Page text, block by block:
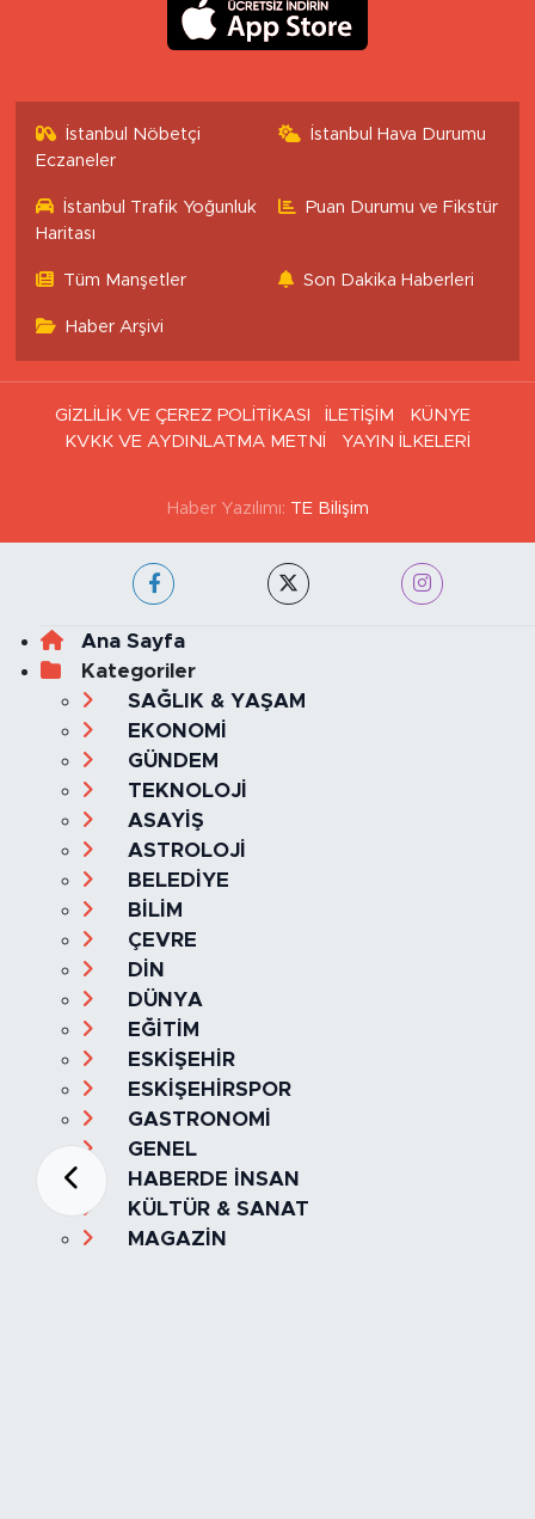
İstanbul Nöbetçi
Eczaneler
İstanbul Hava Durumu
İstanbul Trafik Yoğunluk
Haritası
Puan Durumu ve Fikstür
Tüm Manşetler Son Dakika Haberleri
Haber Arşivi
GİZLİLİK VE ÇEREZ POLİTİKASI İLETİŞİM
KÜNYE
KVKK VE AYDINLATMA METNİ
YAYIN İLKELERİ
Haber Yazılımı: TE Bilişim
Ana Sayfa
Kategoriler
SAĞLIK & YAŞAM
EKONOMİ
GÜNDEM
TEKNOLOJİ
ASAYİŞ
ASTROLOJİ
BELEDİYE
BİLİM
ÇEVRE
DİN
DÜNYA
EĞİTİM
ESKİŞEHİR
ESKİŞEHİRSPOR
GASTRONOMİ
GENEL
HABERDE İNSAN
KÜLTÜR & SANAT
MAGAZİN